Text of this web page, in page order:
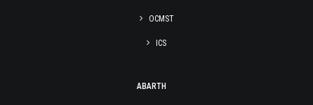
OCMST
ICS
ABARTH